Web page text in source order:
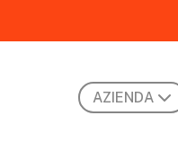
AZIENDA